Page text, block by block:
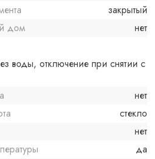
закрытый
дом
нет
воды, отключение при снятии с
нет
стекло
нет
да